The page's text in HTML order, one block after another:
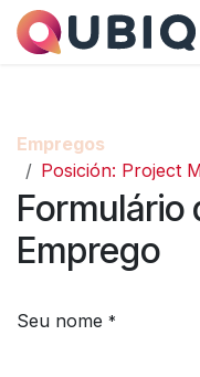
Pular para o conteúdo
Empregos
Posición: Project
Formulário
Emprego
Seu nome *